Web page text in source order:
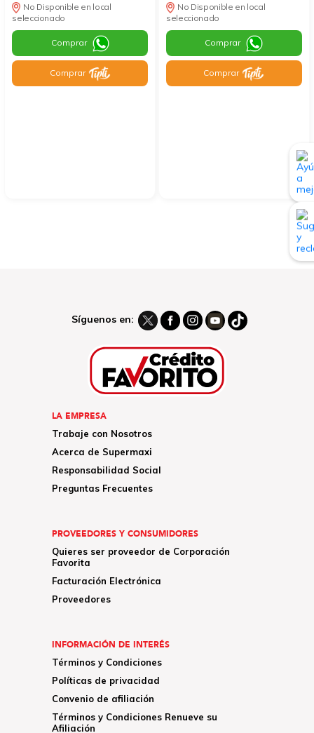
No Disponible en local
seleccionado
Comprar
Comprar
No Disponible en local
seleccionado
Comprar
Comprar
Síguenos en:
LA EMPRESA
Trabaje con Nosotros
Acerca de Supermaxi
Responsabilidad Social
Preguntas Frecuentes
PROVEEDORES Y CONSUMIDORES
Quieres ser proveedor de Corporación
Favorita
Facturación Electrónica
Proveedores
INFORMACIÓN DE INTERÉS
Términos y Condiciones
Políticas de privacidad
Convenio de afiliación
Términos y Condiciones Renueve su
Afiliación